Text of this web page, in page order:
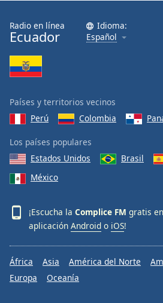
Radio en línea
Ecuador
Idioma:
Español
Países y territorios vecinos
Perú
Colombia
Los países populares
Estados Unidos
Brasil
México
¡Escucha la Complice FM gratis
aplicación Android o iOS!
África Asia América del Norte
Europa
Oceanía